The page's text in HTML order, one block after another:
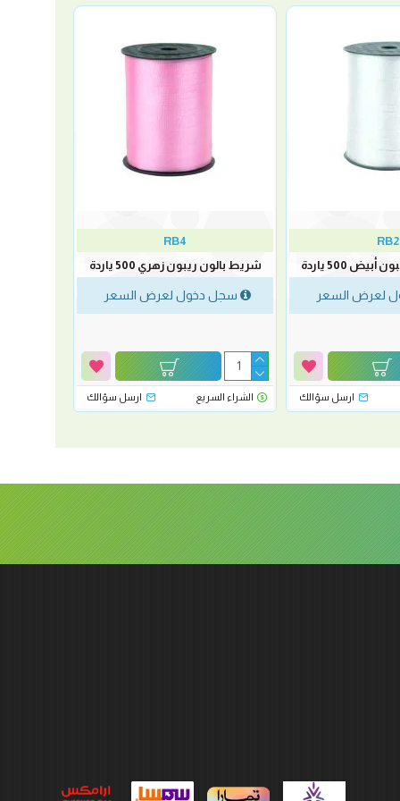
RB2
500 ياردة
لعرض السعر
ارسل سؤالك
RB4
شريط بالون ريبون زهري 500 ياردة
سجل دخول لعرض السعر
الشراء السريع ارسل سؤالك